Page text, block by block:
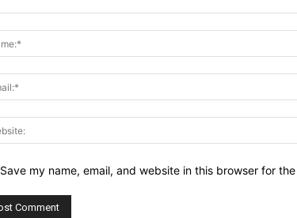
Save my name, email, and website in this browser for